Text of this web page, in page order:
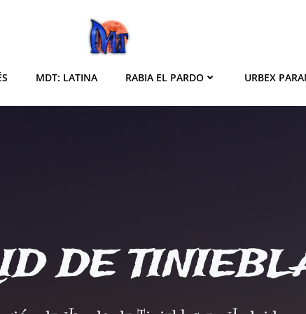
MDT: LATINA RABIA EL PARDO URBEX
DE